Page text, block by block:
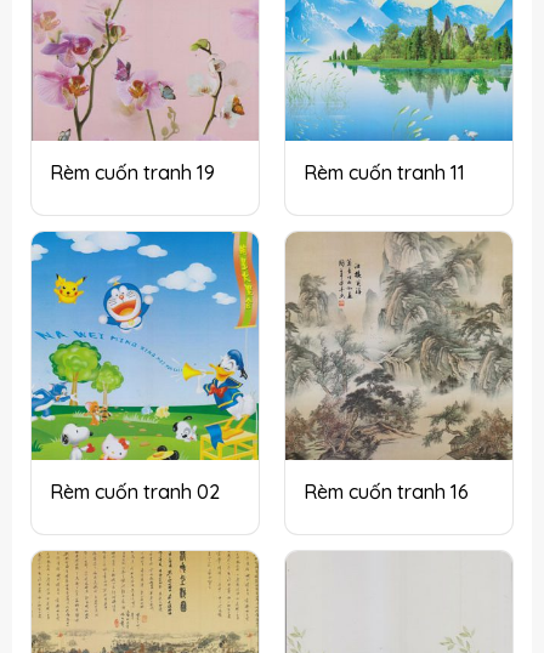
Rèm cuốn tranh 19 Rèm cuốn tranh 11
Rèm cuốn tranh 02 Rèm cuốn tranh 16